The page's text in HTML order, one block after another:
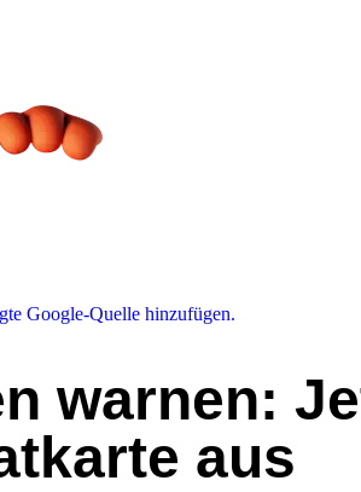
Google-Quelle hinzufügen.
warnen:
aus